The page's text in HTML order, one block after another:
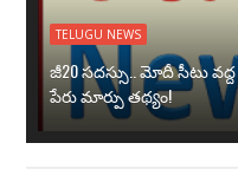
TELUGU NEWS
జీ20 సదస్సు.. మోదీ సీటు వద్ద
పేరు మార్పు తథ్యం!